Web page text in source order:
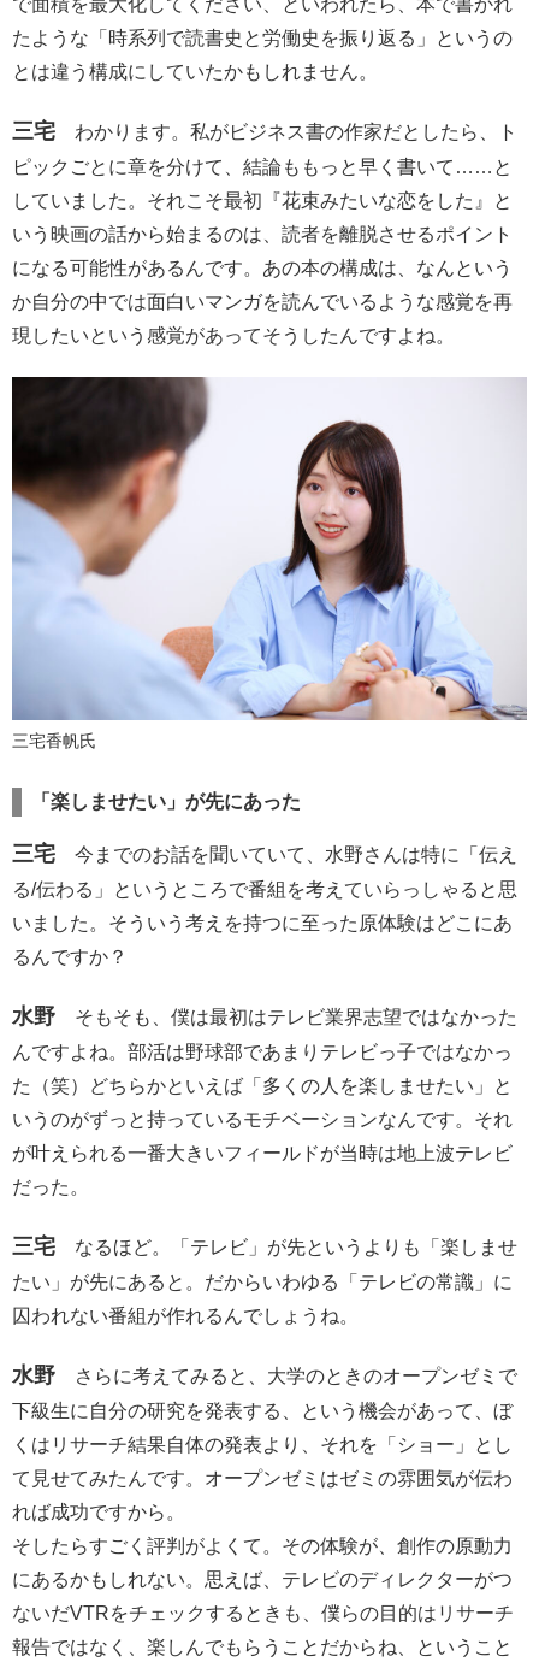
で面積を最大化してください、といわれたら、本で書かれ
たような「時系列で読書史と労働史を振り返る」というの
とは違う構成にしていたかもしれません。
三宅 わかります。私がビジネス書の作家だとしたら、ト
ピックごとに章を分けて、結論ももっと早く書いて……と
していました。それこそ最初『花束みたいな恋をした』と
いう映画の話から始まるのは、読者を離脱させるポイント
になる可能性があるんです。あの本の構成は、なんという
か自分の中では面白いマンガを読んでいるような感覚を再
現したいという感覚があってそうしたんですよね。
三宅香帆氏
「楽しませたい」が先にあった
三宅 今までのお話を聞いていて、水野さんは特に「伝え
る/伝わる」というところで番組を考えていらっしゃると思
いました。そういう考えを持つに至った原体験はどこにあ
るんですか？
水野 そもそも、僕は最初はテレビ業界志望ではなかった
んですよね。部活は野球部であまりテレビっ子ではなかっ
た（笑）どちらかといえば「多くの人を楽しませたい」と
いうのがずっと持っているモチベーションなんです。それ
が叶えられる一番大きいフィールドが当時は地上波テレビ
だった。
三宅 なるほど。「テレビ」が先というよりも「楽しませ
たい」が先にあると。だからいわゆる「テレビの常識」に
囚われない番組が作れるんでしょうね。
水野 さらに考えてみると、大学のときのオープンゼミで
下級生に自分の研究を発表する、という機会があって、ぼ
くはリサーチ結果自体の発表より、それを「ショー」とし
て見せてみたんです。オープンゼミはゼミの雰囲気が伝わ
れば成功ですから。
そしたらすごく評判がよくて。その体験が、創作の原動力
にあるかもしれない。思えば、テレビのディレクターがつ
ないだVTRをチェックするときも、僕らの目的はリサーチ
報告ではなく、楽しんでもらうことだからね、ということ